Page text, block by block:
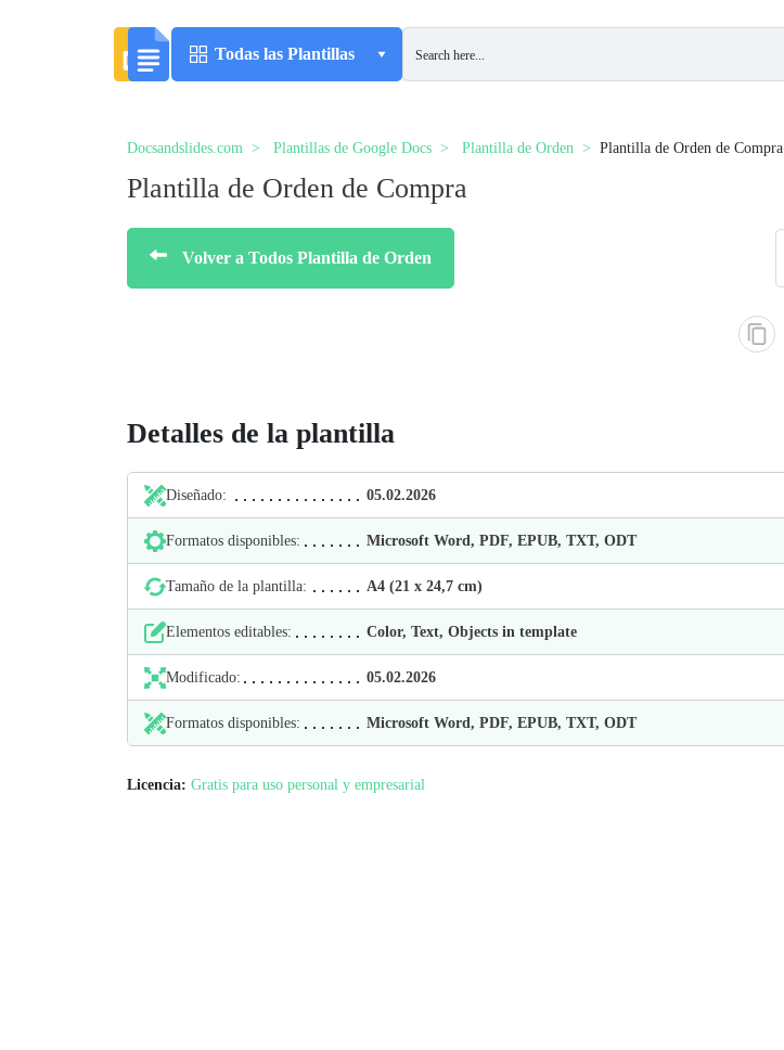
Todas las Plantillas
Docsandslides.com Plantillas de Google Docs Plantilla de Orden Plantilla de Orden de Compra
Plantilla de Orden de Compra
Volver a Todos Plantilla de Orden
Detalles de la plantilla
Diseñado: 05.02.2026
Formatos disponibles: Microsoft Word, PDF, EPUB, TXT, ODT
Tamaño de la plantilla: А4 (21 х 24,7 cm)
Elementos editables: Color, Text, Objects in template
Modificado: 05.02.2026
Formatos disponibles: Microsoft Word, PDF, EPUB, TXT, ODT
Licencia: Gratis para uso personal y empresarial